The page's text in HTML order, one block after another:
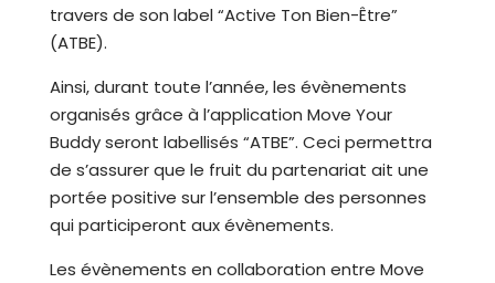
travers de son label “Active Ton Bien-Être”
(ATBE).
Ainsi, durant toute l’année, les évènements
organisés grâce à l’application Move Your
Buddy seront labellisés “ATBE”. Ceci permettra
de s’assurer que le fruit du partenariat ait une
portée positive sur l’ensemble des personnes
qui participeront aux évènements.
Les évènements en collaboration entre Move